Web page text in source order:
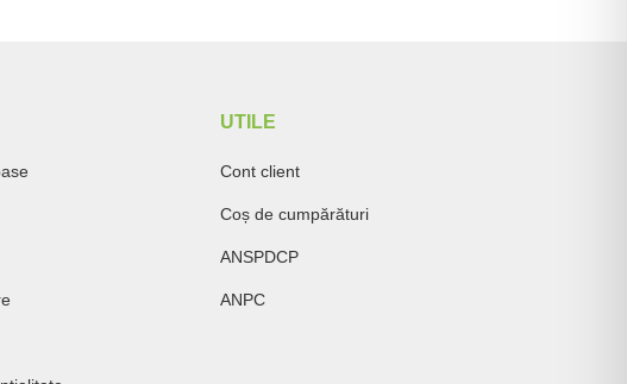
UTILE
Cont client
Coș de cumpărături
ANSPDCP
ANPC